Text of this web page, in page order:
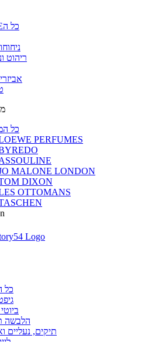
HOMEכל ה
ריהוט
כל
PERFUMES
MALONE LONDON
DIXON
OTTOMANS
כל
הלבשה
תיקים, נעליים